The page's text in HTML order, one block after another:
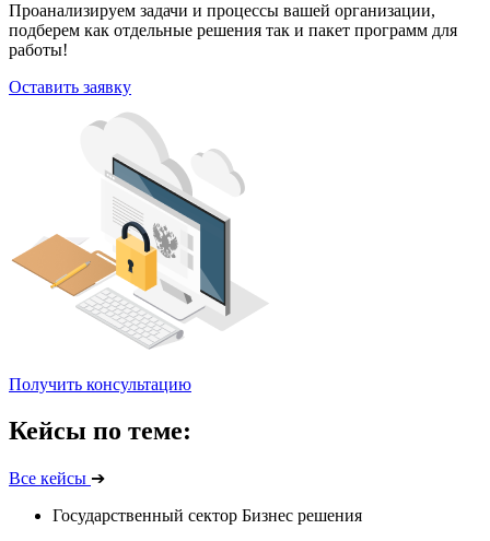
Проанализируем задачи и процессы вашей организации,
подберем как отдельные решения так и пакет программ для
работы!
Оставить заявку
Получить консультацию
Кейсы по теме:
Все кейсы ➔
Государственный сектор Бизнес решения